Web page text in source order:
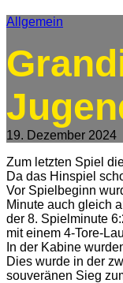
Allgemein
19. Dezember 2024
Zum letzten Spiel
Da das Hinspiel
Vor Spielbeginn
Minute auch gleich
der 8. Spielminute
mit einem 4-Tore-
In der Kabine
Dies wurde in der
souveränen Sieg